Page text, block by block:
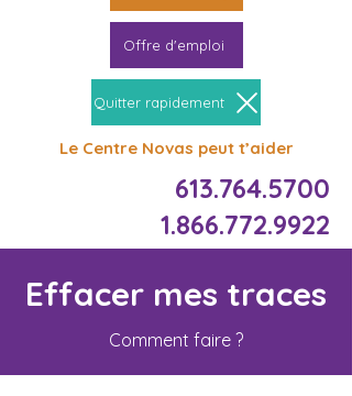
Offre d'emploi
Quitter rapidement
Le Centre Novas peut t’aider
613.764.5700
1.866.772.9922
Effacer mes traces
Comment faire ?